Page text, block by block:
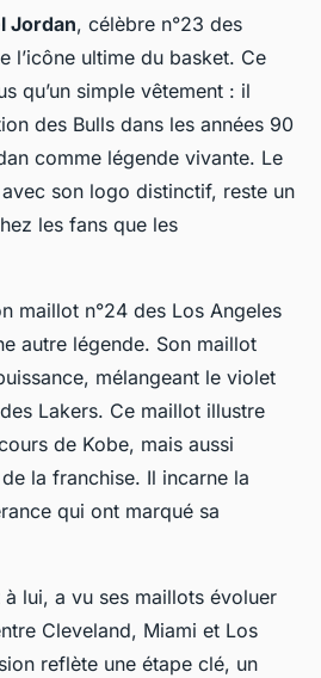
Jordan, célèbre n°23 des
l’icône ultime du basket. Ce
qu’un simple vêtement : il
des Bulls dans les années 90
comme légende vivante. Le
son logo distinctif, reste un
les fans que les
maillot n°24 des Los Angeles
autre légende. Son maillot
mélangeant le violet
Lakers. Ce maillot illustre
de Kobe, mais aussi
la franchise. Il incarne la
qui ont marqué sa
lui, a vu ses maillots évoluer
Cleveland, Miami et Los
reflète une étape clé, un